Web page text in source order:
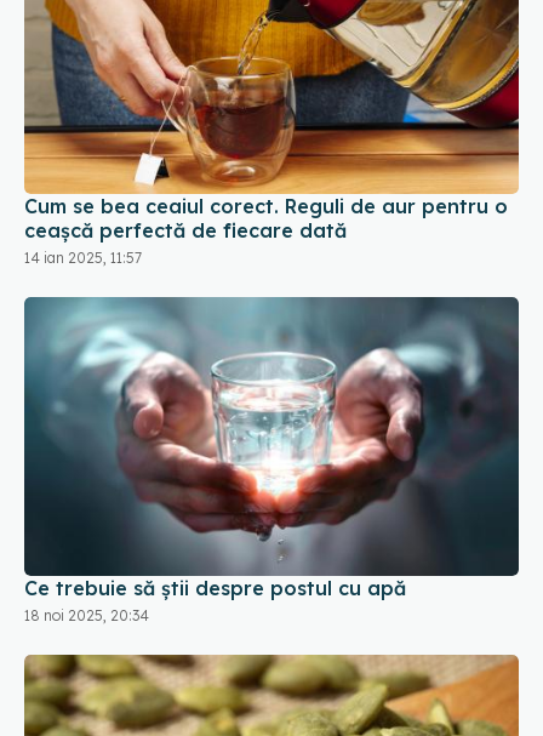
Cum se bea ceaiul corect. Reguli de aur pentru o
ceașcă perfectă de fiecare dată
14 ian 2025, 11:57
Ce trebuie să știi despre postul cu apă